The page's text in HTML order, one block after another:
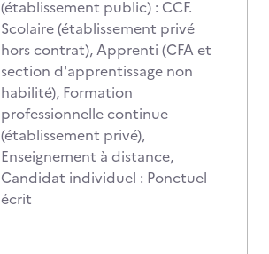
(établissement public) : CCF.
Scolaire (établissement privé
hors contrat), Apprenti (CFA et
section d'apprentissage non
habilité), Formation
professionnelle continue
(établissement privé),
Enseignement à distance,
Candidat individuel : Ponctuel
écrit